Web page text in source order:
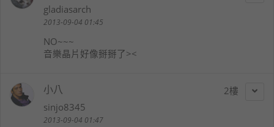
gladiasarch
2013-09-04 01:45
NO~~~
音樂晶片好像掰掰了><
2
小八
sinjo8345
2013-09-04 01:47